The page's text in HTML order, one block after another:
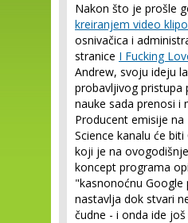
Nakon što je prošle
kreiranjem video
osnivačica i
stranice I Fucking
Andrew, svoju ideju
probavljivog pristupa
nauke sada prenosi i
Producent emisije
Science kanalu će
koji je na
koncept programa
"kasnonoćnu Google
nastavlja dok stvari
čudne - i onda ide još